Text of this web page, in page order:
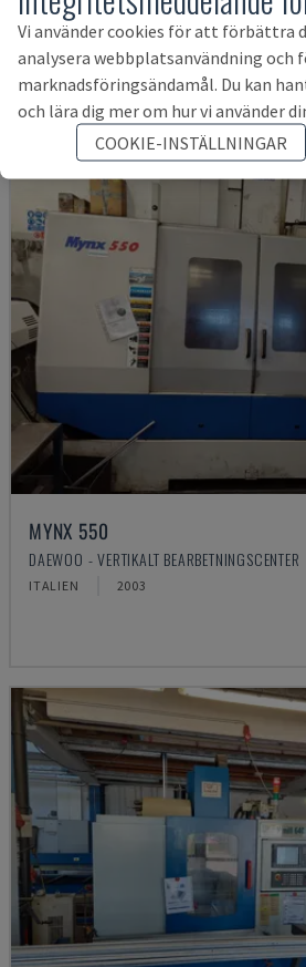
SPINNER - VERTIKALT BEARBETNINGSCENTER
TYSKLAND 2021 6.000 tim.
MYNX 550
DAEWOO - VERTIKALT BEARBETNINGSCENTER
ITALIEN 2003
Vi använder cookies för att förbättra
analysera webbplatsanvändning och
marknadsföringsändamål. Du kan
och lära dig mer om hur vi använder
COOKIE-INSTÄLLNINGAR